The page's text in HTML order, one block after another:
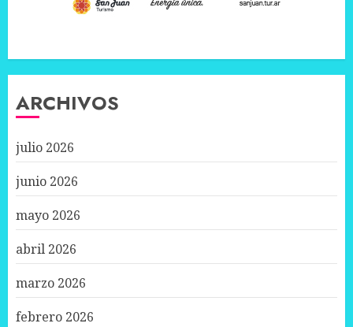
ARCHIVOS
julio 2026
junio 2026
mayo 2026
abril 2026
marzo 2026
febrero 2026